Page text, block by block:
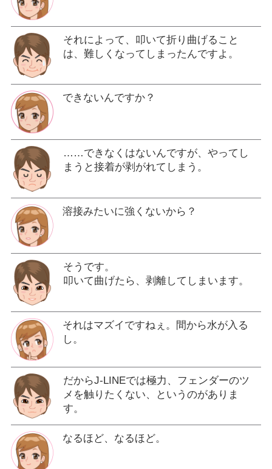
それによって、叩いて折り曲げること
は、難しくなってしまったんですよ。
できないんですか？
……できなくはないんですが、やってし
まうと接着が剥がれてしまう。
溶接みたいに強くないから？
そうです。
叩いて曲げたら、剥離してしまいます。
それはマズイですねぇ。間から水が入る
し。
だからJ-LINEでは極力、フェンダーのツ
メを触りたくない、というのがありま
す。
なるほど、なるほど。